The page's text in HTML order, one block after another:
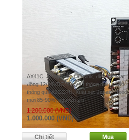
AX41C. 32 ngõ vào DC sink, điện áp hoạt
động 12/24VDC. Truyền thông điều khiển
thông qua A2CCPU. Xuất xứ: Japan. Used,
mới 85-90%, nguyên zin.
1.200.000 (VND)
1.000.000 (VND)